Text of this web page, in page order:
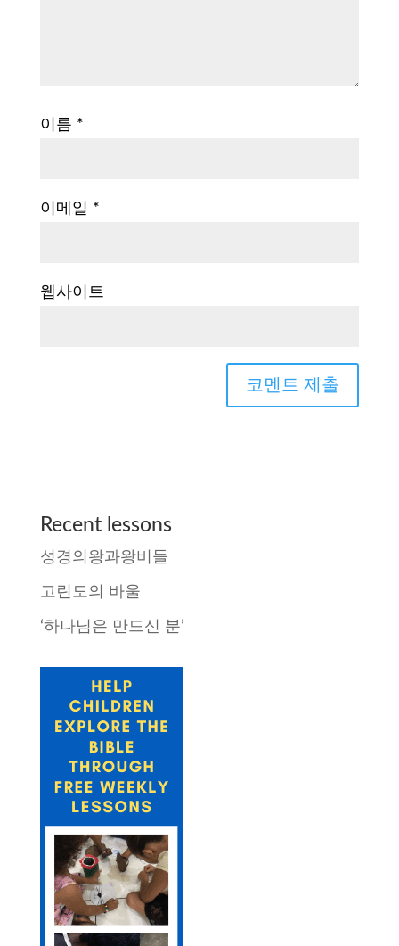
이름 *
이메일 *
웹사이트
Recent lessons
성경의왕과왕비들
고린도의 바울
‘하나님은 만드신 분’